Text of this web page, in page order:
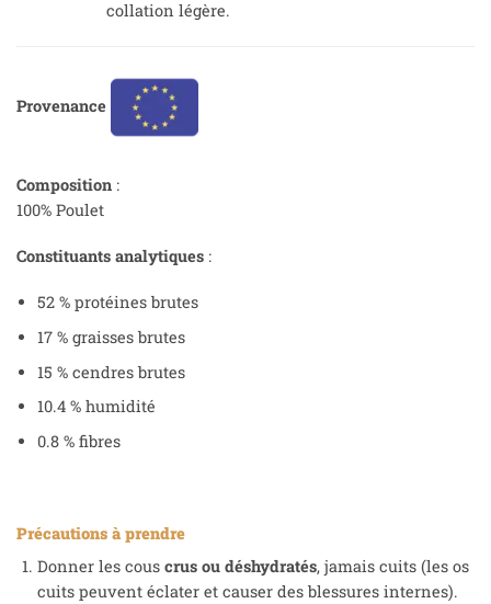
collation légère.
Provenance
Composition :
100% Poulet
Constituants analytiques :
52 % protéines brutes
17 % graisses brutes
15 % cendres brutes
10.4 % humidité
0.8 % fibres
Précautions à prendre
Donner les cous crus ou déshydratés, jamais cuits (les os
cuits peuvent éclater et causer des blessures internes).